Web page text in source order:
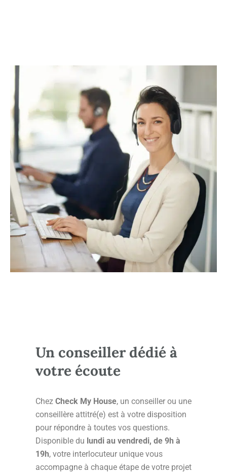
Un conseiller dédié à
votre écoute
Chez Check My House, un conseiller ou une
conseillère attitré(e) est à votre disposition
pour répondre à toutes vos questions.
Disponible du lundi au vendredi, de 9h à
19h, votre interlocuteur unique vous
accompagne à chaque étape de votre projet